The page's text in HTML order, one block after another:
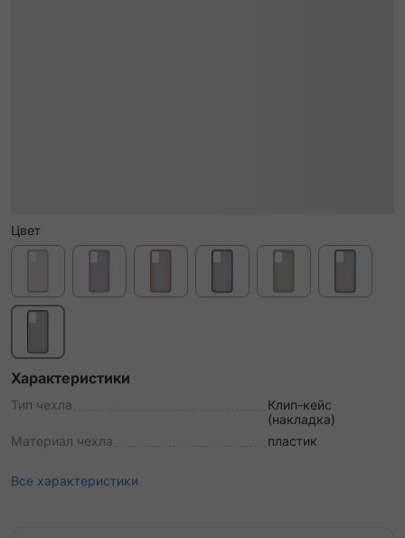
Цвет
Характеристики
Тип чехла
Клип-кейс
(накладка)
Материал чехла
пластик
Все характеристики